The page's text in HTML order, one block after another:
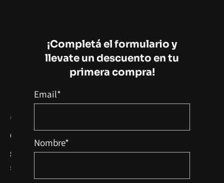
Camisetas hombre
Camisetas Birra X5 Unidades
$ 175.000
Sin Impuestos:
¡Completá el formulario y
llevate un descuento en tu
primera compra!
Email*
Nombre*